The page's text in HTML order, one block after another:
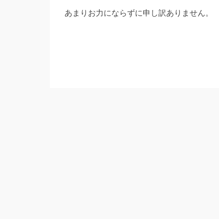
あまりお力にならずに申し訳ありません。